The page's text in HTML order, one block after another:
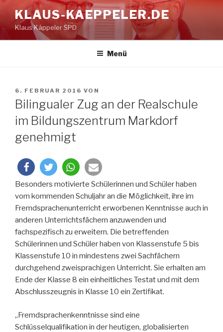
Inhalt
springen
KLAUS-KAEPPELER.DE
Klaus Käppeler SPD
Menü
VERÖFFENTLICHT
AM
6. FEBRUAR 2016 VON
Bilingualer Zug an der Realschule
im Bildungszentrum Markdorf
genehmigt
Besonders motivierte Schülerinnen und Schüler haben
vom kommenden Schuljahr an die Möglichkeit, ihre im
Fremdsprachenunterricht erworbenen Kenntnisse auch in
anderen Unterrichtsfächern anzuwenden und
fachspezifisch zu erweitern. Die betreffenden
Schülerinnen und Schüler haben von Klassenstufe 5 bis
Klassenstufe 10 in mindestens zwei Sachfächern
durchgehend zweisprachigen Unterricht. Sie erhalten am
Ende der Klasse 8 ein einheitliches Testat und mit dem
Abschlusszeugnis in Klasse 10 ein Zertifikat.
„Fremdsprachenkenntnisse sind eine
Schlüsselqualifikation in der heutigen, globalisierten